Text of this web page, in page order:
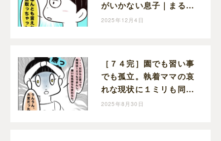
がいかない息子｜まるの
育児絵日記
2025年12月4日
［７４完］園でも習い事
でも孤立。執着ママの哀
れな現状に１ミリも同情
できない。執着ママにロ
2025年8月30日